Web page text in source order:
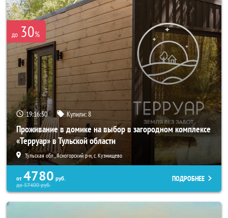
до 30%
19:16:49 Купили:8
Проживание в домике на выбор в загородном комплексе
«Терруар» в Тульской области
Тульская обл., Ясногорский р-н, с. Кузмищево
от 4780 руб.
до57400руб.
ПОДРОБНЕЕ